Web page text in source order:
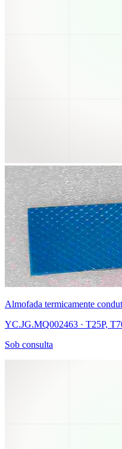
Almofada termicamente
YC.JG.MQ002463 · T25P,
Sob consulta